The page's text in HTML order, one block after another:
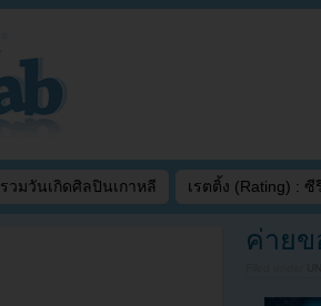
รวมวันเกิดศิลปินเกาหลี เรตติ้ง (Rating) : ซี
ค่ายข